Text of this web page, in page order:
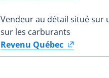
Vendeur au détail situé sur
sur les carburants
Revenu Québec